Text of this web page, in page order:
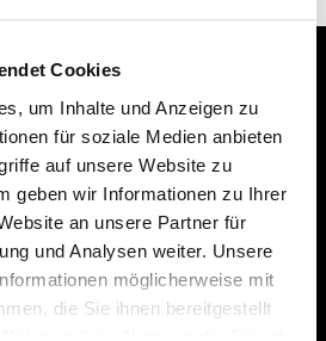
Cookies
um Inhalte und Anzeigen zu
für soziale Medien anbieten
auf unsere Website zu
geben wir Informationen zu Ihrer
an unsere Partner für
und Analysen weiter. Unsere
möglicherweise mit
die Sie ihnen bereitgestellt
mit 0€ Kontoführung,
und 0€ Depotgebühren bei
0€ Orderspesen.